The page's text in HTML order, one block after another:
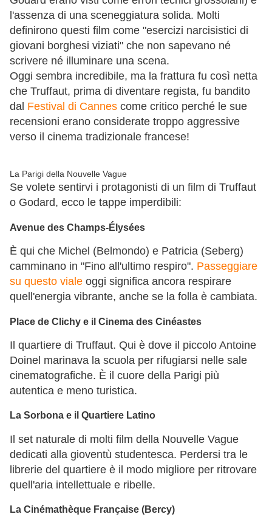
l'assenza di una sceneggiatura solida. Molti
definirono questi film come "esercizi narcisistici di
giovani borghesi viziati" che non sapevano né
scrivere né illuminare una scena.
Oggi sembra incredibile, ma la frattura fu così netta
che Truffaut, prima di diventare regista, fu bandito
dal Festival di Cannes come critico perché le sue
recensioni erano considerate troppo aggressive
verso il cinema tradizionale francese!
La Parigi della Nouvelle Vague
Se volete sentirvi i protagonisti di un film di Truffaut
o Godard, ecco le tappe imperdibili:
Avenue des Champs-Élysées
È qui che Michel (Belmondo) e Patricia (Seberg)
camminano in "Fino all'ultimo respiro". Passeggiare
su questo viale oggi significa ancora respirare
quell'energia vibrante, anche se la folla è cambiata.
Place de Clichy e il Cinema des Cinéastes
Il quartiere di Truffaut. Qui è dove il piccolo Antoine
Doinel marinava la scuola per rifugiarsi nelle sale
cinematografiche. È il cuore della Parigi più
autentica e meno turistica.
La Sorbona e il Quartiere Latino
Il set naturale di molti film della Nouvelle Vague
dedicati alla gioventù studentesca. Perdersi tra le
librerie del quartiere è il modo migliore per ritrovare
quell'aria intellettuale e ribelle.
La Cinémathèque Française (Bercy)